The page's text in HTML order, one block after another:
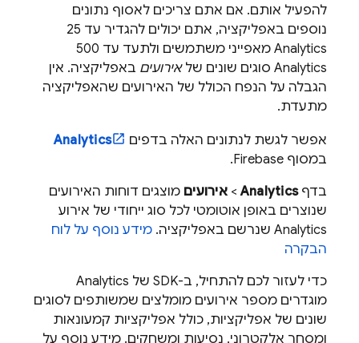
להפעיל אותם. אם אתם צריכים לאסוף נתונים
נוספים באפליקציה, אתם יכולים להגדיר עד 25
Analytics מאפייני משתמשים ולתעד עד 500
Analytics סוגים שונים שלאירועים באפליקציה. אין
הגבלה על הנפח הכולל של האירועים שהאפליקציה
מתעדת.
אפשר לגשת לנתונים האלה בדפים
Analytics
במסוף Firebase
.
בדףAnalytics
>אירועים מוצגים דוחות האירועים
שנוצרים באופן אוטומטי לכל סוג ייחודי של אירוע
Analytics שנרשם באפליקציה. מידע נוסף על לוח
הבקרה
כדי לעזור לכם להתחיל, ב-SDK של
Analytics
מוגדרים מספר אירועים מומלצים שמשותפים לסוגים
שונים של אפליקציות, כולל אפליקציות קמעונאות
ומסחר אלקטרוני, נסיעות ומשחקים. מידע נוסף על